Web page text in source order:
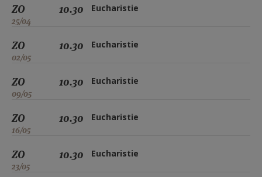
ZO
25/04
10.30 Eucharistie
ZO
02/05
10.30 Eucharistie
ZO
09/05
10.30 Eucharistie
ZO
16/05
10.30 Eucharistie
ZO
23/05
10.30 Eucharistie